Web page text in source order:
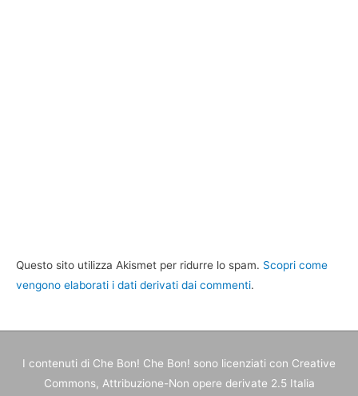
Questo sito utilizza Akismet per ridurre lo spam. Scopri come
vengono elaborati i dati derivati dai commenti.
I contenuti di Che Bon! Che Bon! sono licenziati con Creative
Commons, Attribuzione-Non opere derivate 2.5 Italia